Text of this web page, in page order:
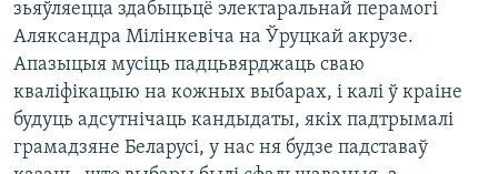
d
e
зьяўляецца здабыцьцё электаральнай перамогі
Аляксандра Мілінкевіча на Ўруцкай акрузе.
Апазыцыя мусіць падцьвярджаць сваю
кваліфікацыю на кожных выбарах, і калі ў краіне
будуць адсутнічаць кандыдаты, якіх падтрымалі
грамадзяне Беларусі, у нас ня будзе падставаў